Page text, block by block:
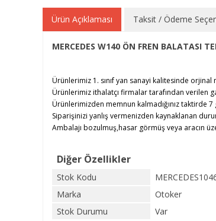
Ürün Açıklaması Taksit / Ödeme
MERCEDES W140 ÖN FREN BALATASI
Ürünlerimiz 1. sınıf yan sanayi kalitesinde
Ürünlerimiz ithalatçı firmalar tarafından verilen
Ürünlerimizden memnun kalmadığınız taktirde
Siparişinizi yanlış vermenizden kaynaklanan
Ambalajı bozulmuş,hasar görmüş veya aracın
Diğer Özellikler
Stok Kodu
Marka
Otoker
Stok Durumu
Var